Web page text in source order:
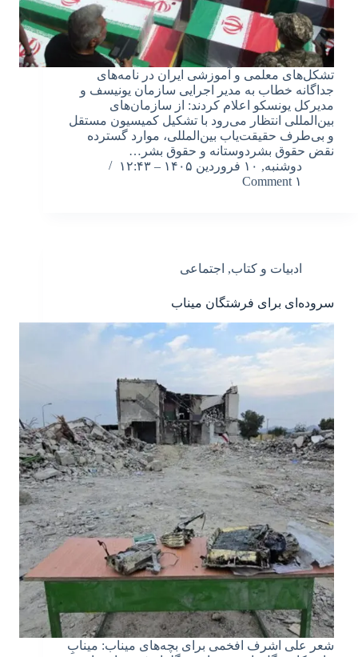
تشکل‌های معلمی و آموزشی ایران در نامه‌های
جداگانه خطاب به مدیر اجرایی سازمان یونیسف و
مدیرکل یونسکو اعلام کردند: از سازمان‌های
بین‌المللی انتظار می‌رود با تشکیل کمیسیون مستقل
و بی‌طرف حقیقت‌یاب بین‌المللی، موارد گسترده
نقض حقوق بشردوستانه و حقوق بشر…
دوشنبه, ۱۰ فروردین ۱۴۰۵ – ۱۲:۴۳
۱ Comment
ادبیات و کتاب, اجتماعی
سروده‌ای برای فرشتگان میناب
شعر علی اشرف افخمی برای بچه‌های میناب: مینابِ